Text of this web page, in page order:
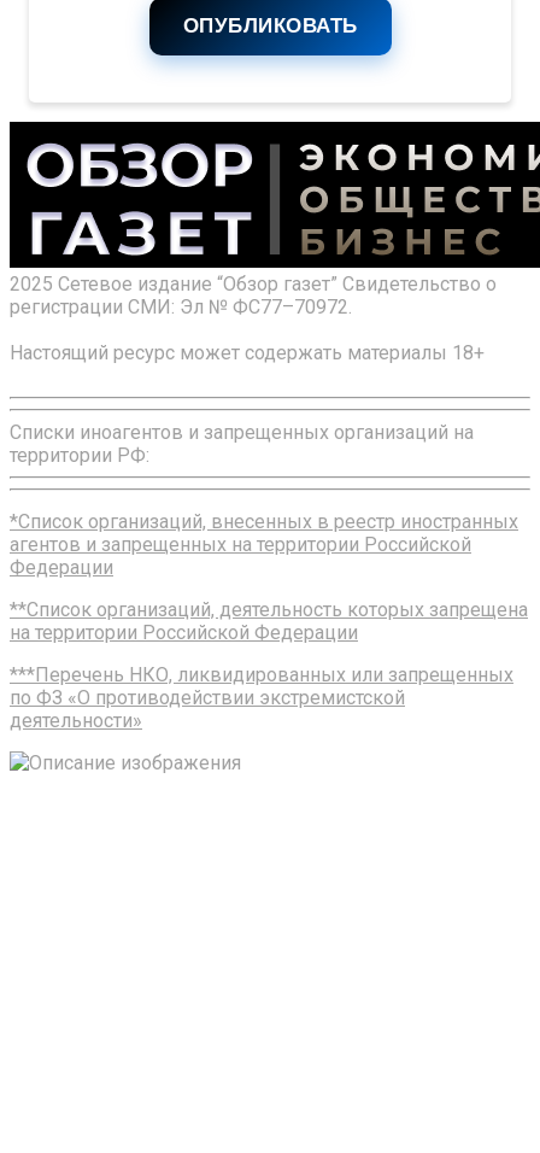
ОПУБЛИКОВАТЬ
2025 Сетевое издание “Обзор газет” Свидетельство о
регистрации СМИ: Эл № ФС77–70972.
Настоящий ресурс может содержать материалы 18+
Списки иноагентов и запрещенных организаций на
территории РФ:
*Список организаций, внесенных в реестр иностранных
агентов и запрещенных на территории Российской
Федерации
**Список организаций, деятельность которых запрещена
на территории Российской Федерации
***Перечень НКО, ликвидированных или запрещенных
по ФЗ «О противодействии экстремистской
деятельности»